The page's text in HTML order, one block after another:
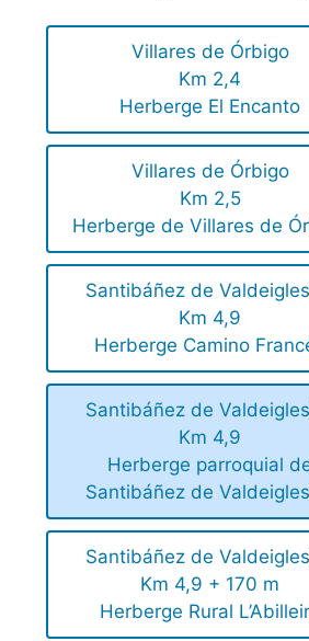
Villares de Órbigo
Km 2,4
Herberge El Encanto
Villares de Órbigo
Km 2,5
Herberge de Villares de
Santibáñez de
Km 4,9
Herberge Camino
Santibáñez de
Km 4,9
Herberge parroquial
Santibáñez de
Santibáñez de
Km 4,9 + 170 m
Herberge Rural